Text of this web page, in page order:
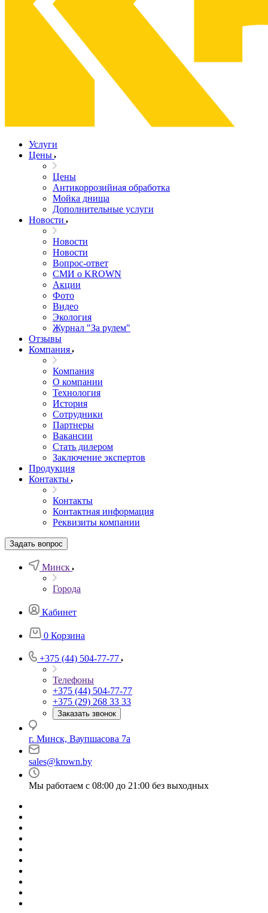
Услуги
Цены
Цены
Антикоррозийная обработка
Мойка днища
Дополнительные услуги
Новости
Новости
Новости
Вопрос-ответ
СМИ о KROWN
Акции
Фото
Видео
Экология
Журнал "За рулем"
Отзывы
Компания
Компания
О компании
Технология
История
Сотрудники
Партнеры
Вакансии
Стать дилером
Заключение экспертов
Продукция
Контакты
Контакты
Контактная информация
Реквизиты компании
Задать вопрос
Минск
Города
Кабинет
0 Корзина
+375 (44) 504-77-77
Телефоны
+375 (44) 504-77-77
+375 (29) 268 33 33
Заказать звонок
г. Минск, Ваупшасова 7а
sales@krown.by
Мы работаем с 08:00 до 21:00 без выходных